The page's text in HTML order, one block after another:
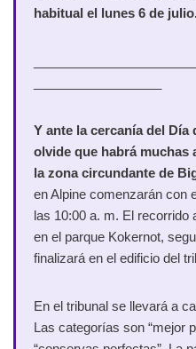
habitual el lunes 6 de
Y ante la cercanía del Día
olvide que habrá muchas
la zona circundante de
en Alpine comenzarán con
las 10:00 a. m. El recorrido
en el parque Kokernot,
finalizará en el edificio del
En el tribunal se llevará a
Las categorías son “mejor